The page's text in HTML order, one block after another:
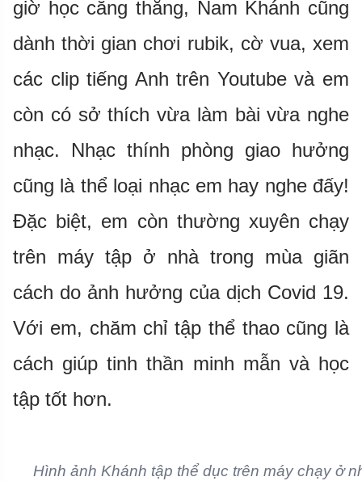
giờ học căng thẳng, Nam Khánh cũng
dành thời gian chơi rubik, cờ vua, xem
các clip tiếng Anh trên Youtube và em
còn có sở thích vừa làm bài vừa nghe
nhạc. Nhạc thính phòng giao hưởng
cũng là thể loại nhạc em hay nghe đấy!
Đặc biệt, em còn thường xuyên chạy
trên máy tập ở nhà trong mùa giãn
cách do ảnh hưởng của dịch Covid 19.
Với em, chăm chỉ tập thể thao cũng là
cách giúp tinh thần minh mẫn và học
tập tốt hơn.
Hình ảnh Khánh tập thể dục trên máy chạy ở